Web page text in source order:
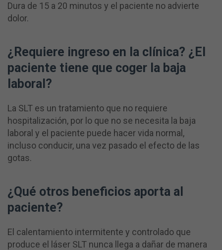
Dura de 15 a 20 minutos y el paciente no advierte
dolor.
¿Requiere ingreso en la clínica? ¿El
paciente tiene que coger la baja
laboral?
La SLT es un tratamiento que no requiere
hospitalización, por lo que no se necesita la baja
laboral y el paciente puede hacer vida normal,
incluso conducir, una vez pasado el efecto de las
gotas.
¿Qué otros beneficios aporta al
paciente?
El calentamiento intermitente y controlado que
produce el láser SLT nunca llega a dañar de manera